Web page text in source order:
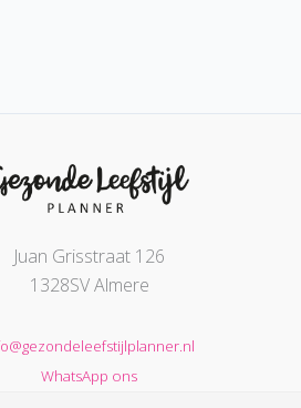
Juan Grisstraat 126
1328SV Almere
WhatsApp ons